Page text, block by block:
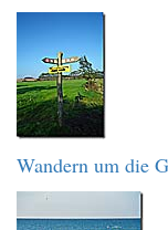
Wandern um die